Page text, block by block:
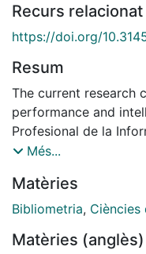
Recurs relacionat
https://doi.org/
Resum
The current research
performance and
Profesional de la
On the one hand, the
Science Core
productivity of the
other hand, the
Més...
Matèries
Bibliometria, Ciències
Matèries (anglès)